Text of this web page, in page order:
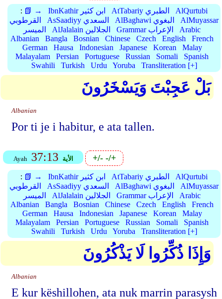
: 📗 → IbnKathir ابن كثير AtTabariy الطبري
AlQurtubi
القرطوبي
AsSaadiyy السعدي AlBaghawi البغوي
AlMuyassar
الميسر
AlJalalain الجلالين Grammar الإعراب
Arabic
Albanian
Bangla Bosnian Chinese Czech English
French
German
Hausa Indonesian Japanese Korean
Malay
Malayalam
Persian Portuguese Russian Somali
Spanish
Swahili
Turkish Urdu Yoruba Transliteration [+]
بَلْ عَجِبْتَ وَيَسْخَرُونَ
Albanian
Por ti je i habitur, e ata tallen.
Ayah 37:13 الأية +/--/+
: 📗 → IbnKathir ابن كثير AtTabariy الطبري
AlQurtubi
القرطوبي
AsSaadiyy السعدي AlBaghawi البغوي
AlMuyassar
الميسر
AlJalalain الجلالين Grammar الإعراب
Arabic
Albanian
Bangla Bosnian Chinese Czech English
French
German
Hausa Indonesian Japanese Korean
Malay
Malayalam
Persian Portuguese Russian Somali
Spanish
Swahili
Turkish Urdu Yoruba Transliteration [+]
وَإِذَا ذُكِّرُوا لَا يَذْكُرُونَ
Albanian
E kur këshillohen, ata nuk marrin parasysh